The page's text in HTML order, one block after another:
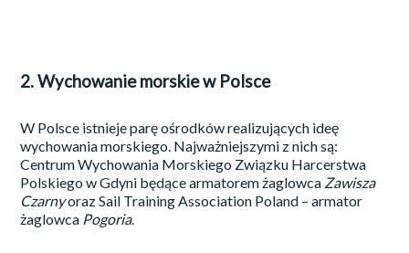
2. Wychowanie morskie w Polsce
W Polsce istnieje parę ośrodków realizujących ideę
wychowania morskiego. Najważniejszymi z nich są:
Centrum Wychowania Morskiego Związku Harcerstwa
Polskiego w Gdyni będące armatorem żaglowca Zawisza
Czarnyoraz Sail Training Association Poland – armator
żaglowca Pogoria.